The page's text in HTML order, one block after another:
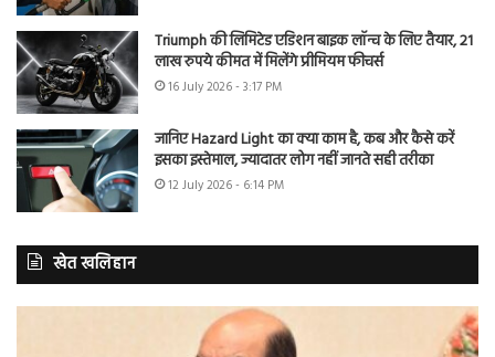
Triumph की लिमिटेड एडिशन बाइक लॉन्च के लिए तैयार, 21
लाख रुपये कीमत में मिलेंगे प्रीमियम फीचर्स
16 July 2026 - 3:17 PM
जानिए Hazard Light का क्या काम है, कब और कैसे करें
इसका इस्तेमाल, ज्यादातर लोग नहीं जानते सही तरीका
12 July 2026 - 6:14 PM
खेत खलिहान